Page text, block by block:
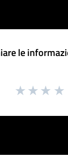
le